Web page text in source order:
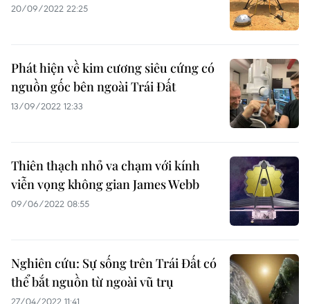
20/09/2022 22:25
Phát hiện về kim cương siêu cứng có
nguồn gốc bên ngoài Trái Đất
13/09/2022 12:33
Thiên thạch nhỏ va chạm với kính
viễn vọng không gian James Webb
09/06/2022 08:55
Nghiên cứu: Sự sống trên Trái Đất có
thể bắt nguồn từ ngoài vũ trụ
27/04/2022 11:41